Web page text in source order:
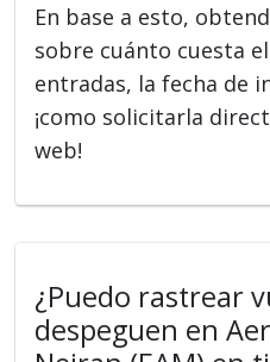
En base a esto,
sobre cuánto cuesta
entradas, la fecha de
¡como solicitarla
web!
¿Puedo rastrear
despeguen en